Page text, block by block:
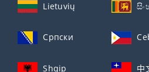
Lietuvių
Српски
Shqip 中